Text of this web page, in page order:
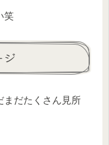
笑
まだたくさん見所